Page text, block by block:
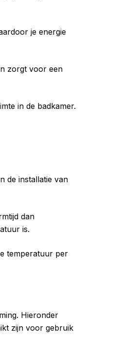
je energie
zorgt voor een
in de badkamer.
de installatie van
dan
is.
temperatuur per
Hieronder
zijn voor gebruik